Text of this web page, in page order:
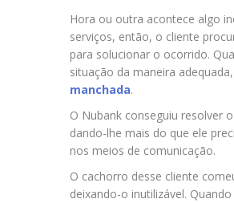
Hora ou outra acontece algo
serviços, então, o cliente
para solucionar o ocorrido.
situação da maneira adequada,
manchada.
O Nubank conseguiu resolver
dando-lhe mais do que ele
nos meios de comunicação.
O cachorro desse cliente
deixando-o inutilizável.